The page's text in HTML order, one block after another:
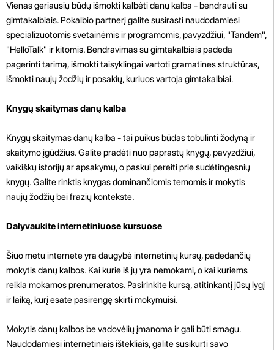
Vienas geriausių būdų išmokti kalbėti danų kalba - bendrauti su
gimtakalbiais. Pokalbio partnerį galite susirasti naudodamiesi
specializuotomis svetainėmis ir programomis, pavyzdžiui, "Tandem",
"HelloTalk" ir kitomis. Bendravimas su gimtakalbiais padeda
pagerinti tarimą, išmokti taisyklingai vartoti gramatines struktūras,
išmokti naujų žodžių ir posakių, kuriuos vartoja gimtakalbiai.
Knygų skaitymas danų kalba
Knygų skaitymas danų kalba - tai puikus būdas tobulinti žodyną ir
skaitymo įgūdžius. Galite pradėti nuo paprastų knygų, pavyzdžiui,
vaikiškų istorijų ar apsakymų, o paskui pereiti prie sudėtingesnių
knygų. Galite rinktis knygas dominančiomis temomis ir mokytis
naujų žodžių bei frazių kontekste.
Dalyvaukite internetiniuose kursuose
Šiuo metu internete yra daugybė internetinių kursų, padedančių
mokytis danų kalbos. Kai kurie iš jų yra nemokami, o kai kuriems
reikia mokamos prenumeratos. Pasirinkite kursą, atitinkantį jūsų lygį
ir laiką, kurį esate pasirengę skirti mokymuisi.
Mokytis danų kalbos be vadovėlių įmanoma ir gali būti smagu.
Naudodamiesi internetiniais ištekliais, galite susikurti savo